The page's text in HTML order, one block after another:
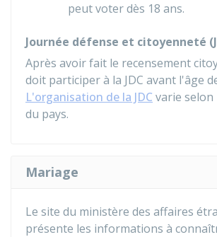
peut voter dès 18 ans.
Journée défense et citoyenneté
Après avoir fait le recensement
doit participer à la JDC avant l'âge
L'organisation de la JDC varie
du pays.
Mariage
Le site du ministère des affaires
présente les informations à